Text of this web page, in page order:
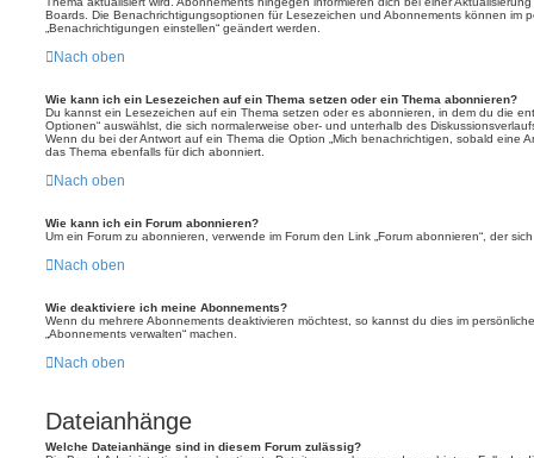
Boards. Die Benachrichtigungsoptionen für Lesezeichen und Abonnements können im
„Benachrichtigungen einstellen“ geändert werden.
Nach oben
Wie kann ich ein Lesezeichen auf ein Thema setzen oder ein Thema abonnieren?
Du kannst ein Lesezeichen auf ein Thema setzen oder es abonnieren, in dem du die
Optionen“ auswählst, die sich normalerweise ober- und unterhalb des
Wenn du bei der Antwort auf ein Thema die Option „Mich benachrichtigen, sobald eine
das Thema ebenfalls für dich abonniert.
Nach oben
Wie kann ich ein Forum abonnieren?
Um ein Forum zu abonnieren, verwende im Forum den Link „Forum abonnieren“, der
Nach oben
Wie deaktiviere ich meine Abonnements?
Wenn du mehrere Abonnements deaktivieren möchtest, so kannst du dies im
„Abonnements verwalten“ machen.
Nach oben
Dateianhänge
Welche Dateianhänge sind in diesem Forum zulässig?